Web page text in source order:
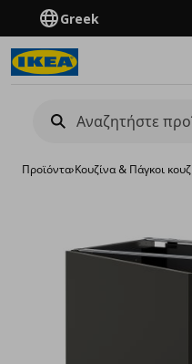
Greek
Προϊόντα›Κουζίνα & Πάγκοι